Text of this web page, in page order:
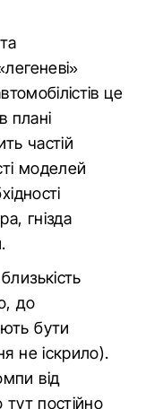
це
плані
частій
моделей
гнізда
до
бути
не іскрило).
від
постійно